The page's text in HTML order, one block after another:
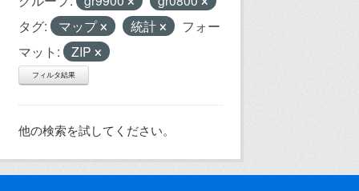
タグ:
マップ 統計
フォー
マット:
ZIP
フィルタ結果
他の検索を試してください。